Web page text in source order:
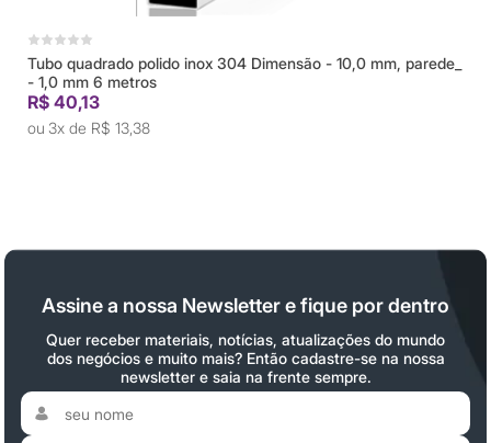
Tubo quadrado polido inox 304 Dimensão - 10,0 mm, parede_
- 1,0 mm 6 metros
R$ 40,13
3x de R$ 13,38
Assine a nossa Newsletter e fique por dentro
Quer receber materiais, notícias, atualizações do mundo
dos negócios e muito mais? Então cadastre-se na nossa
newsletter e saia na frente sempre.